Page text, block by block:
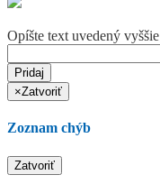
Opíšte text uvedený vyššie
Pridaj
×Zatvoriť
Zoznam chýb
Zatvoriť